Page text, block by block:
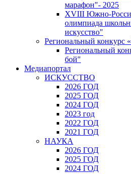
марафон"- 2025
XVIII Южно-
олимпиада
искусство"
Региональный конкурс
Региональный
бой"
Медиапортал
ИСКУССТВО
2026 ГОД
2025 ГОД
2024 ГОД
2023 год
2022 ГОД
2021 ГОД
НАУКА
2026 ГОД
2025 ГОД
2024 ГОД